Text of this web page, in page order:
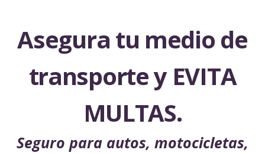
Asegura tu medio de
transporte y EVITA
MULTAS.
Seguro para autos, motocicletas,